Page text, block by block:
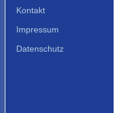
Kontakt
Impressum
Datenschutz